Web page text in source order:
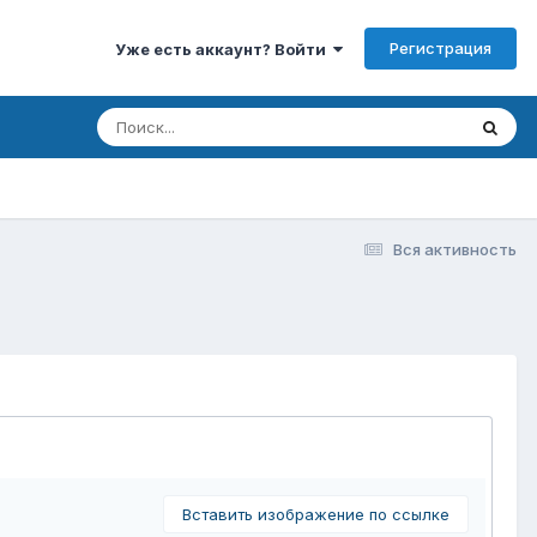
Уже есть аккаунт? Войти Регистрация
Вся активность
Вставить изображение по ссылке